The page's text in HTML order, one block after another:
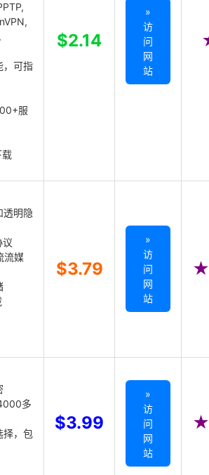
，可指
服
载
$2.14
»
访
问
网
站
透明隐
议
流媒
$3.79
»
访
问
网
站
多
择，包
$3.99
»
访
问
网
站